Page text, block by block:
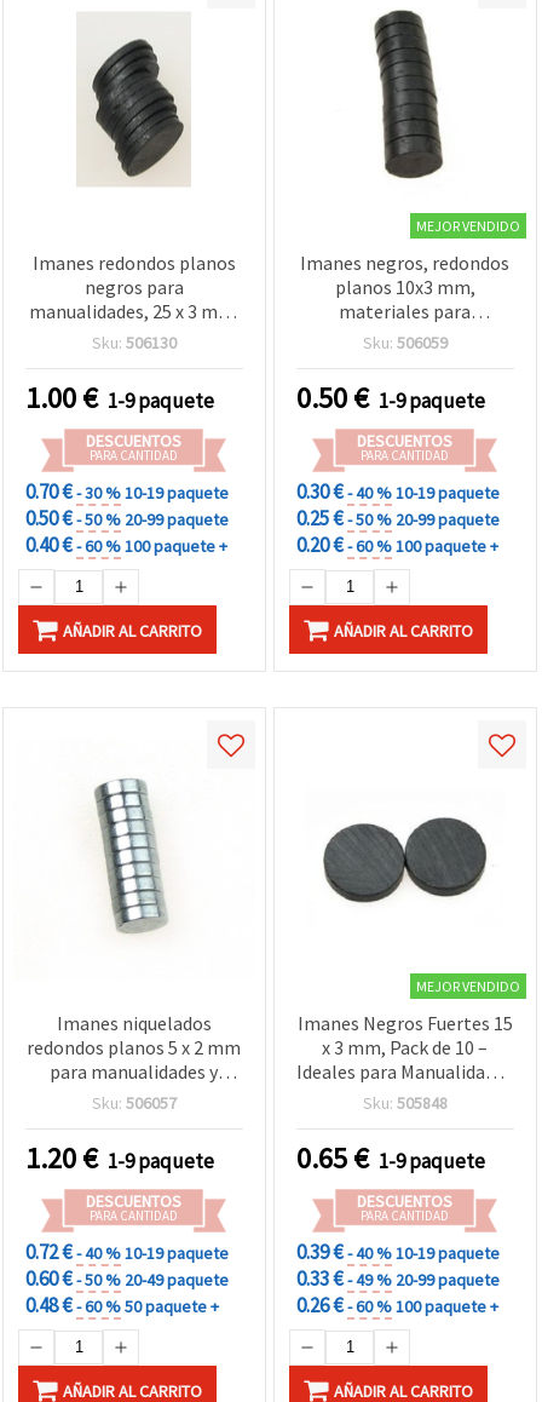
Imanes redondos planos
negros para
manualidades, 25 x 3 mm,
pack de 10
Sku: 506130
1.00€ 1-9 paquete
DESCUENTOS
PARA CANTIDAD
0.70 €- 30 %10-19 paquete
0.50 €- 50 % 20-99 paquete
0.40 €- 60 %100 paquete +
AÑADIR AL CARRITO
MEJOR VENDIDO
Imanes negros, redondos
planos 10x3 mm,
materiales para
manualidades, imanes
Sku: 506059
0.50€ 1-9 paquete
DESCUENTOS
PARA CANTIDAD
0.30 €- 40 %10-19 paquete
0.25 €- 50 % 20-99 paquete
0.20 €- 60 %100 paquete +
AÑADIR AL CARRITO
Imanes niquelados
redondos planos 5 x 2 mm
para manualidades y
decoración, imanes para
Sku: 506057
1.20€ 1-9 paquete
DESCUENTOS
PARA CANTIDAD
0.72 €- 40 %10-19 paquete
0.60 €- 50 % 20-49 paquete
0.48 €- 60 %50 paquete +
AÑADIR AL CARRITO
MEJOR VENDIDO
Imanes Negros Fuertes 15
x 3 mm, Pack de 10 –
Ideales para Manualidades
DIY, Proyectos Escolares,
Sku: 505848
0.65€ 1-9 paquete
DESCUENTOS
PARA CANTIDAD
0.39 €- 40 %10-19 paquete
0.33 €- 49 % 20-99 paquete
0.26 €- 60 %100 paquete +
AÑADIR AL CARRITO